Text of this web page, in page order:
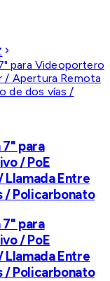
7" para
/ PoE
Entre
/ Policarbonato
7" para
/ PoE
Entre
/ Policarbonato